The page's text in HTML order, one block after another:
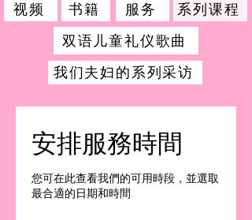
视频
书籍 服务
系列课程
双语儿童礼仪歌曲
我们夫妇的系列采访
安排服務時間
您可在此查看我們的可用時段，並選取
最合適的日期和時間